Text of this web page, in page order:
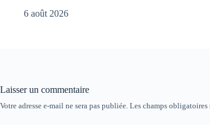
6 août 2026
Laisser un commentaire
Votre adresse e-mail ne sera pas publiée. Les champs